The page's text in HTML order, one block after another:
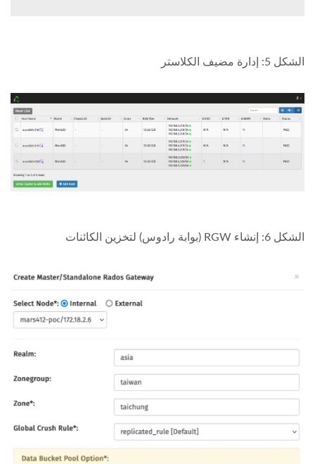
الشكل 5: إدارة مضيف الكلاستر
الشكل 6: إنشاء RGW (بوابة رادوس) لتخزين الكائنات